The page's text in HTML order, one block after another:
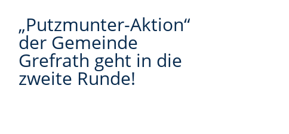
„Putzmunter-Aktion“
der Gemeinde
Grefrath geht in die
zweite Runde!